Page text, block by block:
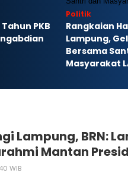
PKB
Politik
Rangkaian
Lampung,
Bersama
Masyarakat
Lampung, BRN:
Mantan
WIB